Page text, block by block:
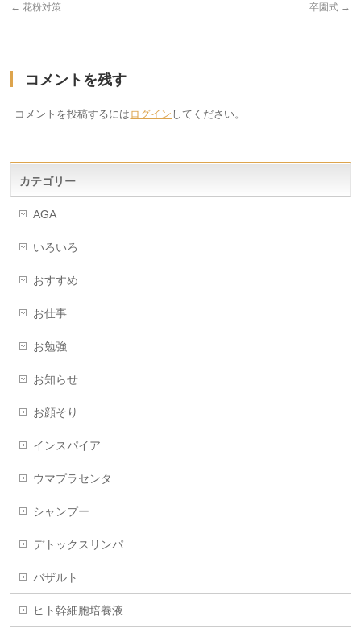
← 花粉対策 卒園式 →
コメントを残す
コメントを投稿するには ログイン してください。
カテゴリー
AGA
いろいろ
おすすめ
お仕事
お勉強
お知らせ
お顔そり
インスパイア
ウマプラセンタ
シャンプー
デトックスリンパ
バザルト
ヒト幹細胞培養液